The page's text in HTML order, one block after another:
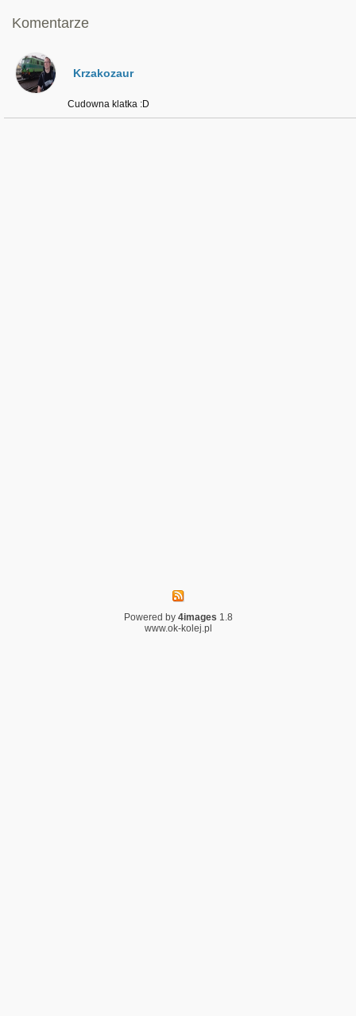
Komentarze
Krzakozaur
Cudowna klatka :D
Powered by 4images 1.8
www.ok-kolej.pl